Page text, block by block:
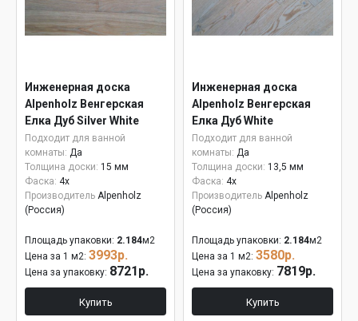
Инженерная доска
Alpenholz Венгерская
Елка Дуб Silver White
15мм
Подходит для ванной
комнаты: Да
Толщина доски: 15 мм
Фаска: 4x
Производитель Alpenholz
(Россия)
Площадь упаковки: 2.184м2
Цена за 1 м2: 3993р.
Цена за упаковку: 8721р.
Купить
Инженерная доска
Alpenholz Венгерская
Елка Дуб White
Подходит для ванной
комнаты: Да
Толщина доски: 13,5 мм
Фаска: 4x
Производитель Alpenholz
(Россия)
Площадь упаковки: 2.184м2
Цена за 1 м2: 3580р.
Цена за упаковку: 7819р.
Купить